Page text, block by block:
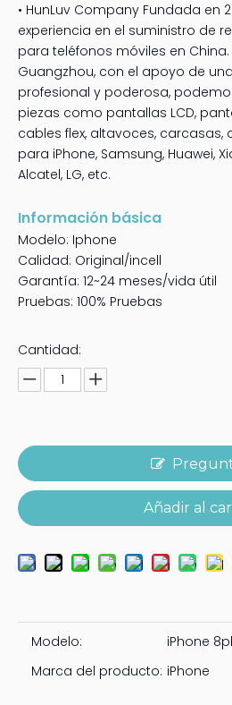
• HunLuv Company Fundada en
experiencia en el suministro de
para teléfonos móviles en
Guangzhou, con el apoyo de
profesional y poderosa,
piezas como pantallas LCD,
cables flex, altavoces, carcasas,
para iPhone, Samsung, Huawei,
Alcatel, LG, etc.
Información básica
Modelo: Iphone
Calidad: Original/incell
Garantía: 12~24 meses/vida útil
Pruebas: 100% Pruebas
Cantidad:
Añadir al
Modelo:
iPhone
Marca del producto: iPhone